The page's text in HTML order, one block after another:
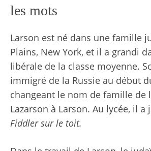
les mots
Larson est né dans une famille
Plains, New York, et il a grandi
libérale de la classe moyenne.
immigré de la Russie au début
changeant le nom de famille de
Lazarson à Larson. Au lycée, il a
Fiddler sur le toit.